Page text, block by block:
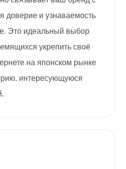
и узнаваемость
Это идеальный выбор
укрепить своё
на японском рынке
интересующуюся